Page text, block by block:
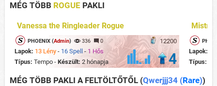
MÉG TÖBB ROGUE PAKLI
Vanessa the Ringleader Rogue
12200
PHOENIX (Admin) 336 0
Lapok: 13 Lény - 16 Spell - 1 Hős
Típus: Tempo - Készült: 2 hónapja 4 Lapok:
Típus:
MÉG TÖBB PAKLI A FELTÖLTŐTŐL (Qwerjjj34 (Rare))